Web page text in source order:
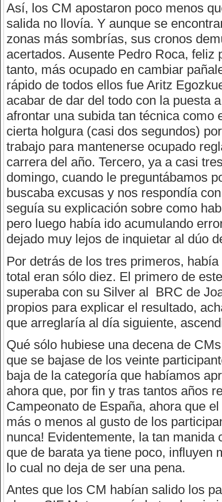
Así, los CM apostaron poco menos
salida no llovía. Y aunque se
zonas más sombrías, sus cronos
acertados. Ausente Pedro Roca,
tanto, más ocupado en cambiar
rápido de todos ellos fue Aritz
acabar de dar del todo con la puesta
afrontar una subida tan técnica
cierta holgura (casi dos segundos)
trabajo para mantenerse ocupado
carrera del año. Tercero, ya a casi
domingo, cuando le preguntábamos
buscaba excusas y nos respondía
seguía su explicación sobre como
pero luego había ido acumulando
dejado muy lejos de inquietar al dúo
Por detrás de los tres primeros,
total eran sólo diez. El primero de
superaba con su Silver al BRC de
propios para explicar el resultado,
que arreglaría al día siguiente,
Qué sólo hubiese una decena de
que se bajase de los veinte
baja de la categoría que habíamos
ahora que, por fin y tras tantos años
Campeonato de España, ahora que
más o menos al gusto de los
nunca! Evidentemente, la tan
que de barata ya tiene poco, influyen
lo cual no deja de ser una pena.
Antes que los CM habían salido los